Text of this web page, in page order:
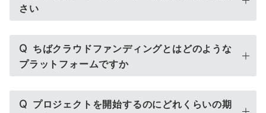
さい
Q ちばクラウドファンディングとはどのような
プラットフォームですか
Q プロジェクトを開始するのにどれくらいの期